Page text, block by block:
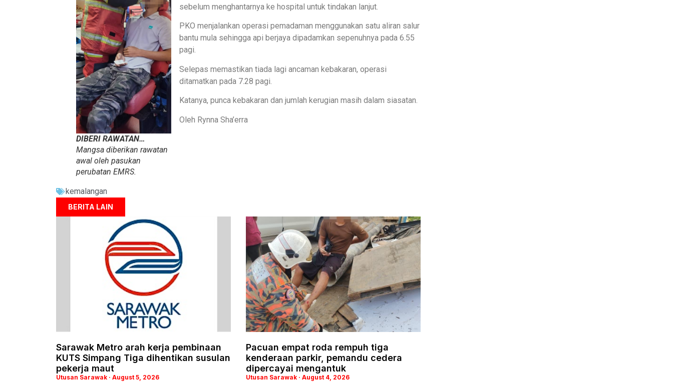
DIBERI RAWATAN…
Mangsa diberikan rawatan
awal oleh pasukan
perubatan EMRS.
sebelum menghantarnya ke hospital untuk tindakan lanjut.
PKO menjalankan operasi pemadaman menggunakan satu aliran salur
bantu mula sehingga api berjaya dipadamkan sepenuhnya pada 6.55
pagi.
Selepas memastikan tiada lagi ancaman kebakaran, operasi
ditamatkan pada 7.28 pagi.
Katanya, punca kebakaran dan jumlah kerugian masih dalam siasatan.
Oleh Rynna Sha’erra
kemalangan
BERITA LAIN
Sarawak Metro arah kerja pembinaan
KUTS Simpang Tiga dihentikan susulan
pekerja maut
Utusan Sarawak August 5, 2026
Pacuan empat roda rempuh tiga
kenderaan parkir, pemandu cedera
dipercayai mengantuk
Utusan Sarawak August 4, 2026